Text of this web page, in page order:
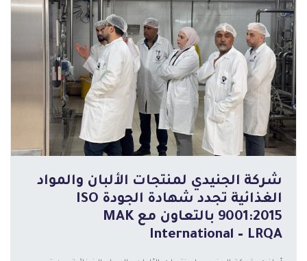
شركة الجنيدي لمنتجات الألبان والمواد
الغذائية تجدد شهادة الجودة ISO
9001:2015 بالتعاون مع MAK
International – LRQA